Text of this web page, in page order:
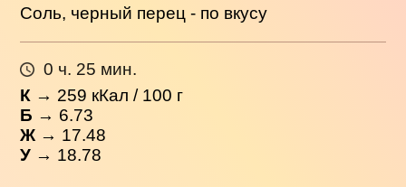
Соль, черный перец - по вкусу
0 ч. 25 мин.
К → 259 кКал / 100 г
Б → 6.73
Ж → 17.48
У → 18.78